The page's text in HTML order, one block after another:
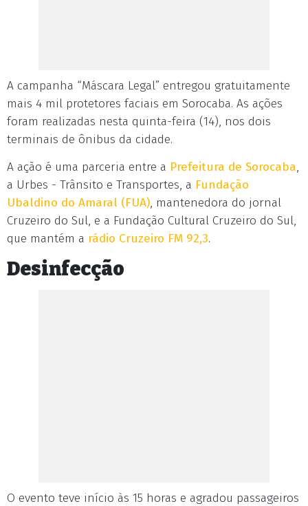
A campanha “Máscara Legal” entregou gratuitamente
mais 4 mil protetores faciais em Sorocaba. As ações
foram realizadas nesta quinta-feira (14), nos dois
terminais de ônibus da cidade.
A ação é uma parceria entre a Prefeitura de Sorocaba,
a Urbes - Trânsito e Transportes, a Fundação
Ubaldino do Amaral (FUA), mantenedora do jornal
Cruzeiro do Sul, e a Fundação Cultural Cruzeiro do Sul,
que mantém a rádio Cruzeiro FM 92,3.
Desinfecção
O evento teve início às 15 horas e agradou passageiros